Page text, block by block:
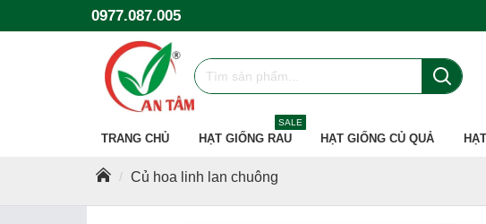
0977.087.005
TRANG CHỦ HẠT GIỐNG RAU
SALE
HẠT GIỐNG CỦ QUẢ
Củ hoa linh lan chuông